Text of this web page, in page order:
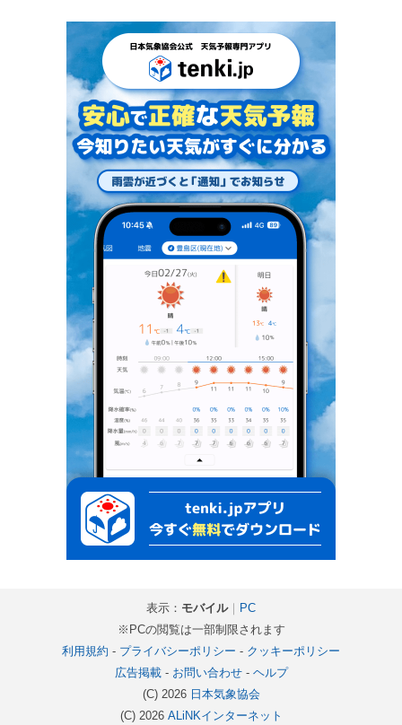
表示： モバイル｜ PC
※PCの閲覧は一部制限されます
利用規約 - プライバシーポリシー - クッキーポリシー
広告掲載- お問い合わせ- ヘルプ
(C) 2026 日本気象協会
(C) 2026 ALiNKインターネット